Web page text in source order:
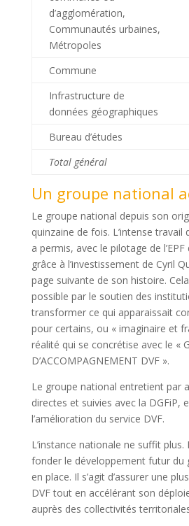
d’agglomération,
Communautés urbaines,
Métropoles
Commune
Infrastructure de
données géographiques
Bureau d’études
Total général
Un groupe national
Le groupe national depuis son
quinzaine de fois. L’intense travail
a permis, avec le pilotage de
grâce à l’investissement de Cyril
page suivante de son histoire.
possible par le soutien des
transformer ce qui apparaissait
pour certains, ou « imaginaire et
réalité qui se concrétise avec le «
D’ACCOMPAGNEMENT DVF ».
Le groupe national entretient par
directes et suivies avec la DGFiP,
l’amélioration du service DVF.
L’instance nationale ne suffit plus.
fonder le développement futur du
en place. Il s’agit d’assurer une
DVF tout en accélérant son
auprès des collectivités